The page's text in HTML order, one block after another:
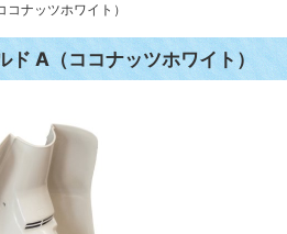
ナッツホワイト）
A（ココナッツホワイト）